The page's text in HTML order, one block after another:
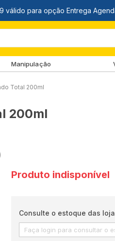
Manipulação
Total 200ml
200ml
Produto indisponível
Consulte o estoque das